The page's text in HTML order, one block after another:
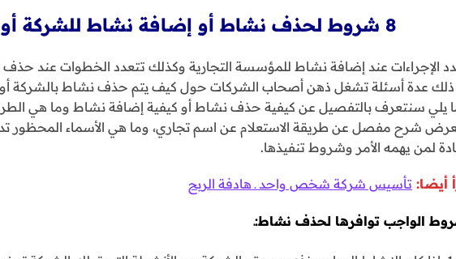
8 شروط لحذف نشاط أو إضافة نشاط للشركة أو المؤسسة الكويتية
الإجراءات عند إضافة نشاط للمؤسسة التجارية وكذلك تتعدد الخطوات عند
عدة أسئلة تشغل ذهن أصحاب الشركات حول كيف يتم حذف نشاط بالشركة
يلي سنتعرف بالتفصيل عن كيفية حذف نشاط أو كيفية إضافة نشاط وما هي
شرح مفصل عن طريقة الاستعلام عن اسم تجاري، وما هي الأسماء المحظور
لمن يهمه الأمر وشروط تنفيذها.
أيضا: تأسيس شركة شخص واحد ـ هادفة الربح
الواجب توافرها لحذف نشاط:ـ